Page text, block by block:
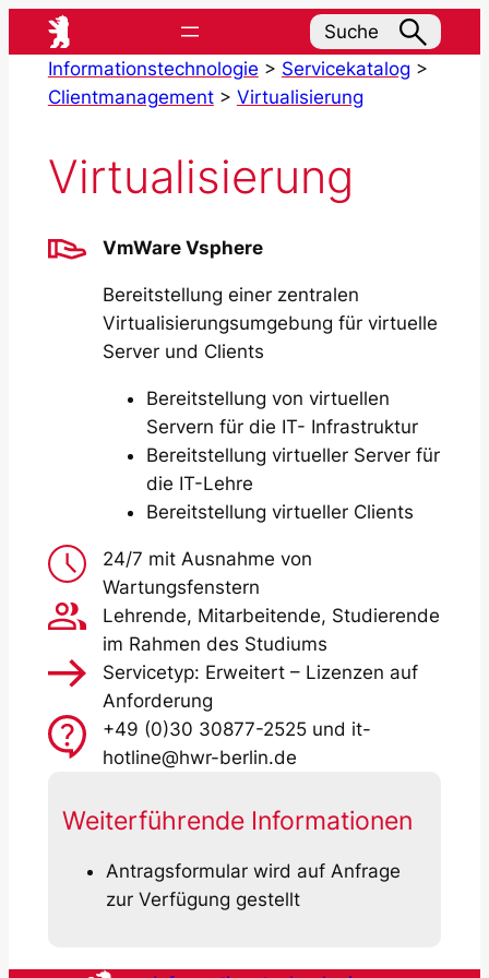
Inhalt
springen
Suche
Informationstechnologie > Servicekatalog >
Clientmanagement> Virtualisierung
Virtualisierung
VmWare Vsphere
Bereitstellung einer zentralen
Virtualisierungsumgebung für virtuelle
Server und Clients
Bereitstellung von virtuellen
Servern für die IT- Infrastruktur
Bereitstellung virtueller Server für
die IT-Lehre
Bereitstellung virtueller Clients
24/7 mit Ausnahme von
Wartungsfenstern
Lehrende, Mitarbeitende, Studierende
im Rahmen des Studiums
Servicetyp: Erweitert – Lizenzen auf
Anforderung
+49 (0)30 30877-2525 und it-
hotline@hwr-berlin.de
Weiterführende Informationen
Antragsformular wird auf Anfrage
zur Verfügung gestellt